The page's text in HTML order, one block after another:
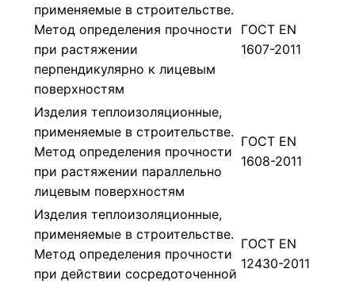
применяемые в строительстве.
Метод определения прочности
при растяжении
перпендикулярно к лицевым
поверхностям
ГОСТ EN
1607-2011
Изделия теплоизоляционные,
применяемые в строительстве.
Метод определения прочности
при растяжении параллельно
лицевым поверхностям
ГОСТ EN
1608-2011
Изделия теплоизоляционные,
применяемые в строительстве.
Метод определения прочности
при действии сосредоточенной
ГОСТ EN
12430-2011